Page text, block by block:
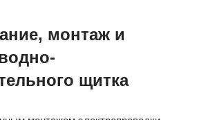
монтаж и
щитка